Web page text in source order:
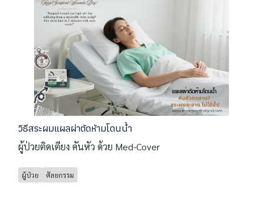
วิธีสระผมแผลผ่าตัดห้ามโดนน้ำ
ผู้ป่วยติดเตียง คันหัว ด้วย Med-Cover
ผู้ป่วย ศัลยกรรม